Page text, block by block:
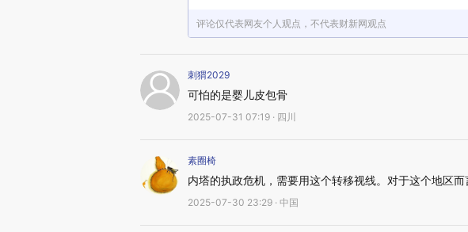
评论仅代表网友个人观点，不代表财新网观点
刺猬2029
可怕的是婴儿皮包骨
2025-07-31 07:19 · 四川
素圈椅
内塔的执政危机，需要用这个转移视线。对于这个地区而
2025-07-30 23:29 · 中国